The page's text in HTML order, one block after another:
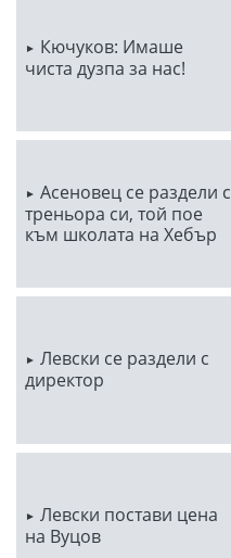
Кючуков: Имаше
чиста дузпа за нас!
Асеновец се раздели с
треньора си, той пое
към школата на Хебър
Левски се раздели с
директор
Левски постави цена
на Вуцов